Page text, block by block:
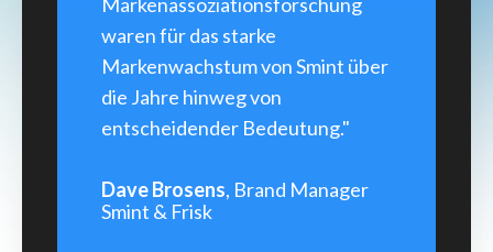
waren für das starke
Markenwachstum von Smint über
die Jahre hinweg von
entscheidender Bedeutung."
Dave Brosens, Brand Manager
Smint & Frisk